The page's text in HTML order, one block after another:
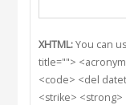
XHTML:You can
title="">
<code> <del
<strike> <strong>